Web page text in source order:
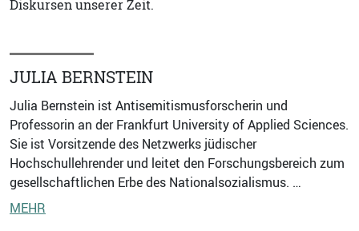
Diskursen unserer Zeit.
JULIA BERNSTEIN
Julia Bernstein ist Antisemitismusforscherin und
Professorin an der Frankfurt University of Applied Sciences.
Sie ist Vorsitzende des Netzwerks jüdischer
Hochschullehrender und leitet den Forschungsbereich zum
gesellschaftlichen Erbe des Nationalsozialismus. …
MEHR